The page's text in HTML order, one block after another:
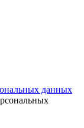
данных